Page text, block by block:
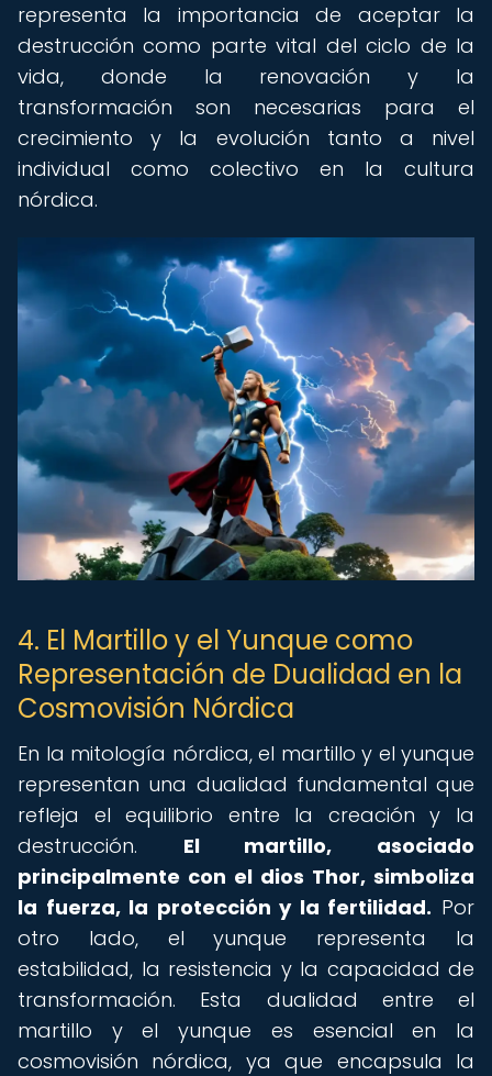
representa la importancia de aceptar la
destrucción como parte vital del ciclo de la
vida, donde la renovación y la
transformación son necesarias para el
crecimiento y la evolución tanto a nivel
individual como colectivo en la cultura
nórdica.
4. El Martillo y el Yunque como
Representación de Dualidad en la
Cosmovisión Nórdica
En la mitología nórdica, el martillo y el yunque
representan una dualidad fundamental que
refleja el equilibrio entre la creación y la
destrucción. El martillo, asociado
principalmente con el dios Thor, simboliza
la fuerza, la protección y la fertilidad. Por
otro lado, el yunque representa la
estabilidad, la resistencia y la capacidad de
transformación. Esta dualidad entre el
martillo y el yunque es esencial en la
cosmovisión nórdica, ya que encapsula la